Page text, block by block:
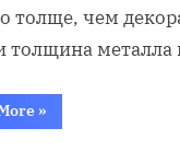
толще, чем
толщина
“толщина
метала
»